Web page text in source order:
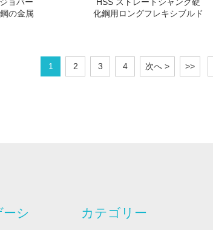
の金属
化鋼用ロングフレキシブルド
1 2 3 4 次へ > >>
シ
カテゴリー